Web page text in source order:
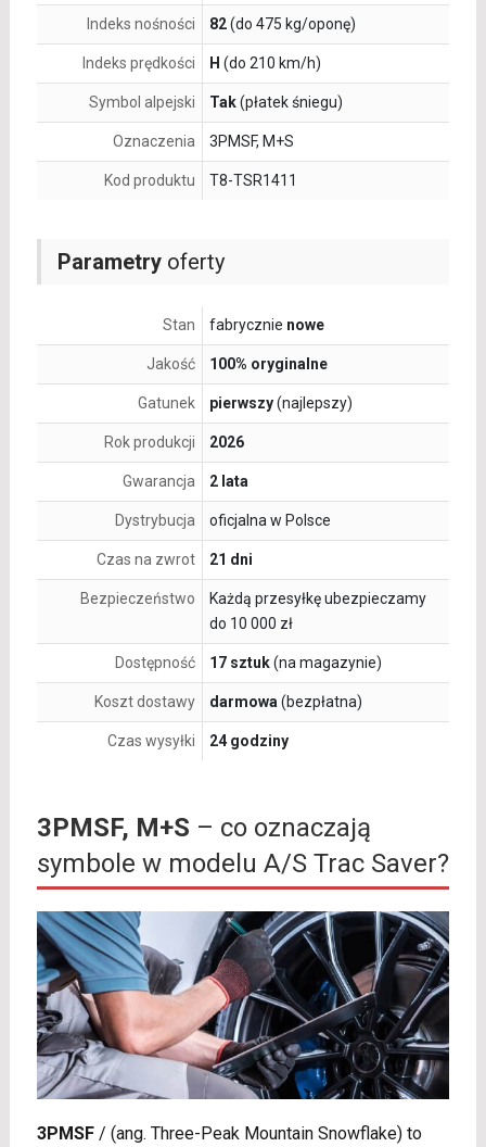
Parametryoferty
Stan fabrycznie nowe
Jakość 100% oryginalne
Gatunek pierwszy(najlepszy)
Rok produkcji 2026
Gwarancja 2 lata
Dystrybucja oficjalna w Polsce
Czas na zwrot 21 dni
Bezpieczeństwo
Każdą przesyłkę ubezpieczamy
do 10 000 zł
Dostępność 17 sztuk(na magazynie)
Koszt dostawy darmowa (bezpłatna)
Czas wysyłki 24 godziny
Indeks nośności 82(do 475 kg/oponę)
Indeks prędkości H (do 210 km/h)
Symbol alpejski Tak(płatek śniegu)
Oznaczenia 3PMSF, M+S
Kod produktu T8-TSR1411
3PMSF, M+S – co oznaczają
symbole w modelu A/S Trac Saver?
3PMSF/ (ang. Three-Peak Mountain Snowflake) to